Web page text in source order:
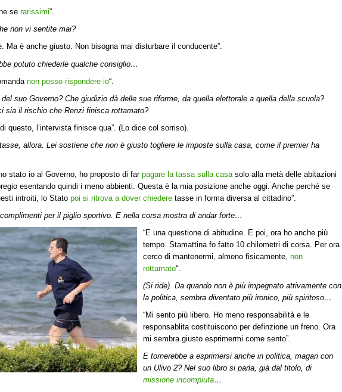
se rarissimi“.
non vi sentite mai?
Ma è anche giusto. Non bisogna mai disturbare il conducente”.
potuto chiederle qualche consiglio…
non posso rispondere io“.
suo Governo? Che giudizio dà delle sue riforme, da quella elettorale a quella della scuola?
sia il rischio che Renzi finisca rottamato?
questo, l’intervista finisce qua”. (Lo dice col sorriso).
allora. Lei sostiene che non è giusto togliere le imposte sulla casa, come il premier ha
stato io al Governo, ho proposto di far pagare la tassa sulla casasolo alla metà delle abitazioni
esentando quindi i meno abbienti. Questa è la mia posizione anche oggi. Anche perché se
introiti, lo Stato poi si ritrova a dover chiedere tasse in forma diversa al cittadino”.
per il piglio sportivo. E nella corsa mostra di andar forte…
“E una questione di abitudine. E poi, ora ho anche più
tempo. Stamattina fo fatto 10 chilometri di corsa. Per ora
cerco di mantenermi, almeno fisicamente, non
rottamato“.
(Si ride). Da quando non è più impegnato attivamente con
la politica, sembra diventato più ironico, più spiritoso…
“Mi sento più libero. Ho meno responsabilità e le
responsablita costituiscono per definzione un freno. Ora
mi sembra giusto esprimermi come sento”.
E tornerebbe a esprimersi anche in politica, magari con
un Ulivo 2? Nel suo libro si parla, già dal titolo, di
missione incompiuta…